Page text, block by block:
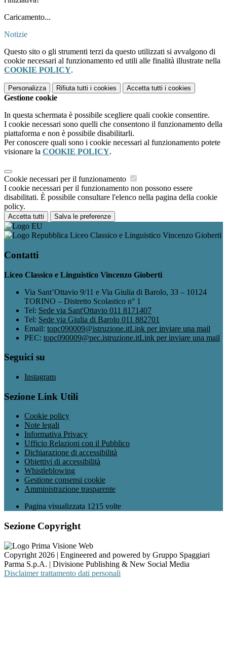
Caricamento...
Notizie
Questo sito o gli strumenti terzi da questo utilizzati si avvalgono di
cookie necessari al funzionamento ed utili alle finalità illustrate nella
COOKIE POLICY.
Personalizza Rifiuta tutti i cookies Accetta tutti i cookies
Gestione cookie
In questa schermata è possibile scegliere quali cookie consentire.
I cookie necessari sono quelli che consentono il funzionamento della
piattaforma e non è possibile disabilitarli.
Per conoscere quali sono i cookie necessari al funzionamento potete
visionare la COOKIE POLICY.
Cookie necessari per il funzionamento
I cookie necessari per il funzionamento non possono essere
disabilitati. È possibile consultare l'elenco nella pagina della cookie
policy.
Accetta tutti Salva le preferenze
Liceo Classico e Linguistico Vincenzo Gioberti
Contatti
Liceo Classico e Linguistico Vincenzo Gioberti
Via Sant’Ottavio 9/11 e Via Giulia di Barolo, 33 – 10124
TORINO – Distretto Scolastico n° 1
Tel: Sede via Sant'Ottavio 011 8171407
Tel: Sede via Giulia di Barolo 011 882701
Email: topc090009@istruzione.itLink per inviare una mail
PEC: topc090009@pec.istruzione.itLink per inviare una mail
Seguici su
Instagram
Sezione Link Utili
Cookie policy
Note legali
Informativa Privacy
Ufficio Relazioni con il Pubblico
Dichiarazione di accessibilità
Obiettivi di accessibilità
Whistleblowing
Gestione consensi cookie
Amministrazione trasparente
Pagina visualizzata 1215 volte
Sezione Copyright
Copyright 2026 | Engineered and powered by Gruppo Spaggiari
Parma S.p.A. | Divisione Publishing & New Social Media
Disclaimer trattamento dati personali